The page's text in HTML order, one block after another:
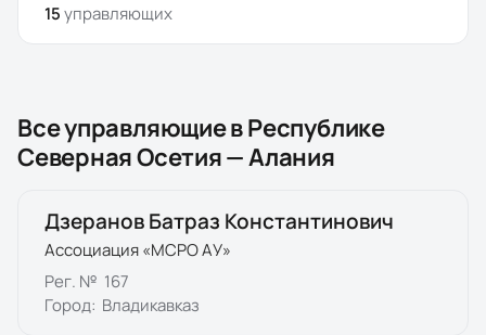
15управляющих
Все управляющие вРеспублике
Северная Осетия — Алания
Дзеранов Батраз Константинович
Ассоциация «МСРО АУ»
Рег. № 167
Город: Владикавказ